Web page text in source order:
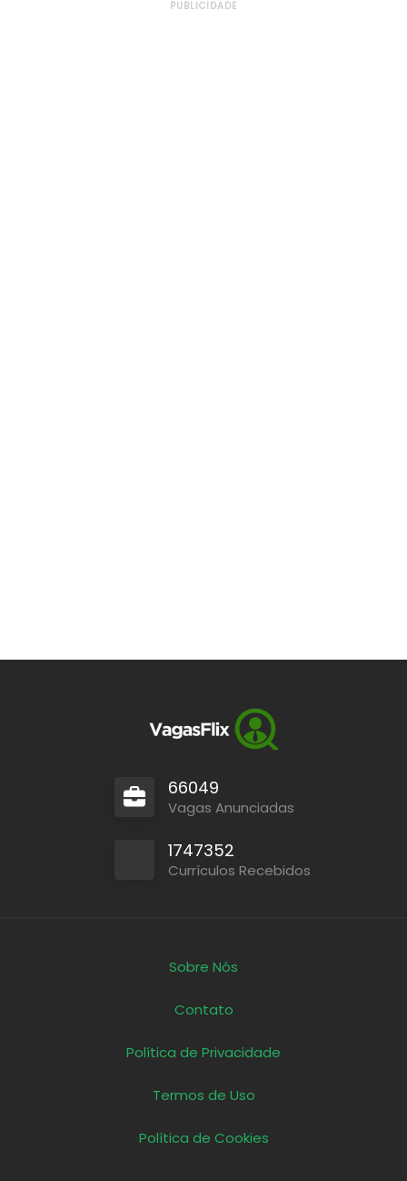
PUBLICIDADE
66049
Vagas Anunciadas
1747352
Currículos Recebidos
Sobre Nós
Contato
Política de Privacidade
Termos de Uso
Política de Cookies